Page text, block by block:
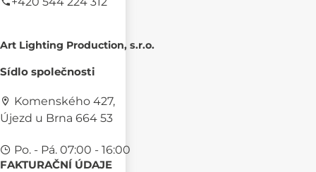
Art Lighting Production, s.r.o.
Sídlo společnosti
Komenského 427,
Újezd u Brna 664 53
Po. - Pá. 07:00 - 16:00
FAKTURAČNÍ ÚDAJE